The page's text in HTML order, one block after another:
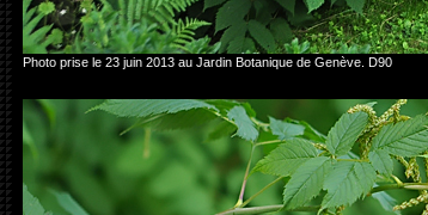
Photo prise le 23 juin 2013 au Jardin Botanique de Genève. D90